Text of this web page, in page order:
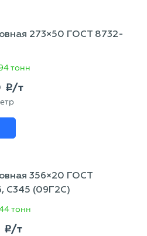
273×50 ГОСТ 8732-
тонн
p/т
356×20 ГОСТ
С345 (09Г2С)
тонн
p/т